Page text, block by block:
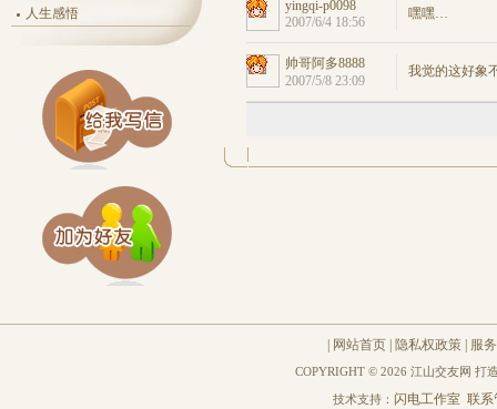
人生感悟
网站首页 隐私权政策 服
COPYRIGHT © 2026 江山交友网 打
技术支持： 闪电工作室 联系